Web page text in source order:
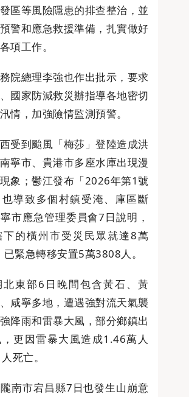
區等風險隱患的排查整治，並
警和應急救援準備，扎實做好
項工作。
院總理李強也作出批示，要求
國家防減救災辦指導各地密切
情，加強險情監測預警。
受到颱風「梅莎」登陸造成洪
寧市、貴港市多座水庫出現漫
象；鬱江發布「2026年第1號
導致多個村鎮受淹、庫區斷
市應急管理委員會7日說明，
下的橫州市受災民眾就達8萬
緊急轉移安置5萬3808人。
東部6日晚間包含黃石、黃
咸寧多地，遭遇強對流天氣襲
降雨和雷暴大風，部分鄉鎮出
更因雷暴大風造成1.46萬人
死亡。
南市宕昌縣7日也發生山崩意